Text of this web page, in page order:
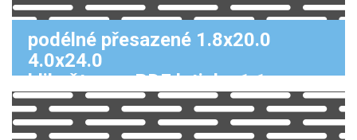
podélné přesazené 1.8x20.0
4.0x24.0
klikněte pro PDF k tisku 1:1